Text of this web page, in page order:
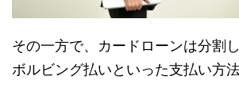
その一方で、カードローンは分割
ボルビング払いといった支払い方